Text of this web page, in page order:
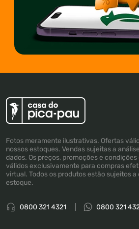
Fotos meramente ilustrativas. Ofertas
nossos estoques. Vendas sujeitas a
dados. Os preços, promoções e
válidos exclusivamente para compras
virtual. Todos os produtos estão sujeitos a
estoque.
0800 321 4321 0800 321